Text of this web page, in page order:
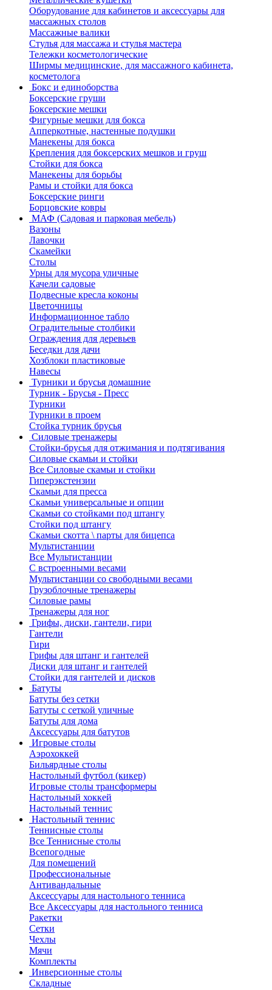
Оборудование для кабинетов и аксессуары для
массажных столов
Массажные валики
Стулья для массажа и стулья мастера
Тележки косметологические
Ширмы медицинские, для массажного кабинета,
косметолога
Бокс и единоборства
Боксерские груши
Боксерские мешки
Фигурные мешки для бокса
Апперкотные, настенные подушки
Манекены для бокса
Крепления для боксерских мешков и груш
Стойки для бокса
Манекены для борьбы
Рамы и стойки для бокса
Боксерские ринги
Борцовские ковры
МАФ (Садовая и парковая мебель)
Вазоны
Лавочки
Скамейки
Столы
Урны для мусора уличные
Качели садовые
Подвесные кресла коконы
Цветочницы
Информационное табло
Оградительные столбики
Ограждения для деревьев
Беседки для дачи
Хозблоки пластиковые
Навесы
Турники и брусья домашние
Турник - Брусья - Пресс
Турники
Турники в проем
Стойка турник брусья
Силовые тренажеры
Стойки-брусья для отжимания и подтягивания
Силовые скамьи и стойки
Все Силовые скамьи и стойки
Гиперэкстензии
Скамьи для пресса
Скамьи универсальные и опции
Скамьи со стойками под штангу
Стойки под штангу
Скамьи скотта \ парты для бицепса
Мультистанции
Все Мультистанции
С встроенными весами
Мультистанции со свободными весами
Грузоблочные тренажеры
Силовые рамы
Тренажеры для ног
Грифы, диски, гантели, гири
Гантели
Гири
Грифы для штанг и гантелей
Диски для штанг и гантелей
Стойки для гантелей и дисков
Батуты
Батуты без сетки
Батуты с сеткой уличные
Батуты для дома
Аксессуары для батутов
Игровые столы
Аэрохоккей
Бильярдные столы
Настольный футбол (кикер)
Игровые столы трансформеры
Настольный хоккей
Настольный теннис
Настольный теннис
Теннисные столы
Все Теннисные столы
Всепогодные
Для помещений
Профессиональные
Антивандальные
Аксессуары для настольного тенниса
Все Аксессуары для настольного тенниса
Ракетки
Сетки
Чехлы
Мячи
Комплекты
Инверсионные столы
Складные